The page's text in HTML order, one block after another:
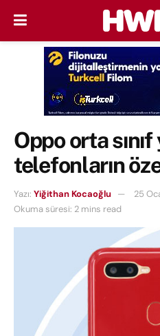
Oppo orta
telefonların
Yazı: Yiğithan Kocaoğlu
25
Okuma süresi: 2 mins read